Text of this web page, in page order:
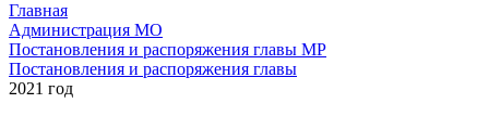
Главная
Администрация МО
Постановления и распоряжения главы МР
Постановления и распоряжения главы
2021 год